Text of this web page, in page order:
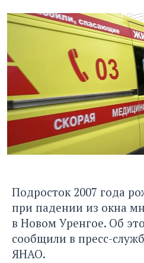
Подросток 2007 года
при падении из окна
в Новом Уренгое. Об
сообщили в пресс-
ЯНАО.